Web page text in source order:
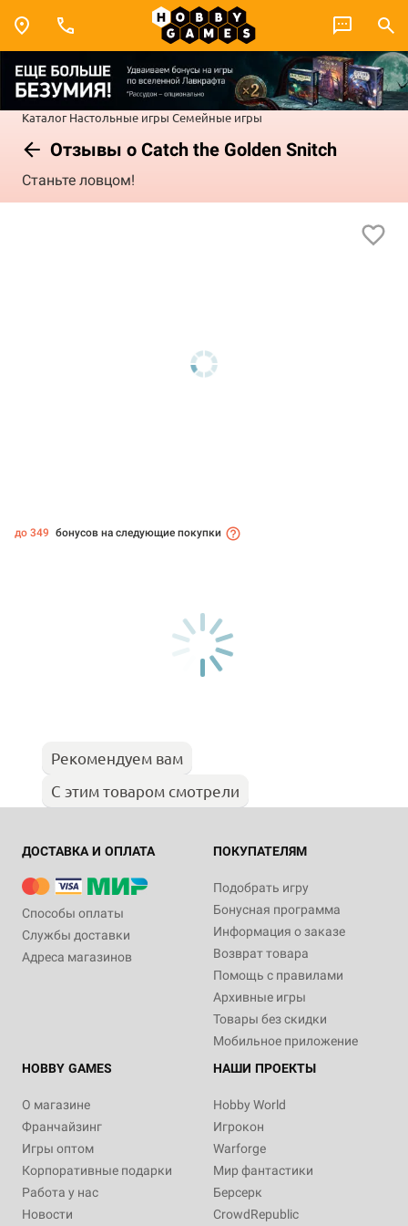
Каталог Настольные игры Семейные игры
Отзывы о Catch the Golden Snitch
Станьте ловцом!
до 349 бонусов на следующие покупки
Рекомендуем вам
С этим товаром смотрели
ДОСТАВКА И ОПЛАТА
Способы оплаты
Службы доставки
Адреса магазинов
ПОКУПАТЕЛЯМ
Подобрать игру
Бонусная программа
Информация о заказе
Возврат товара
Помощь с правилами
Архивные игры
Товары без скидки
Мобильное приложение
HOBBY GAMES
О магазине
Франчайзинг
Игры оптом
Корпоративные подарки
Работа у нас
Новости
НАШИ ПРОЕКТЫ
Hobby World
Игрокон
Warforge
Мир фантастики
Берсерк
CrowdRepublic